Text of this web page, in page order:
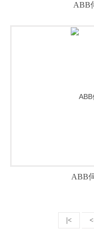
ABB
ABB
|<